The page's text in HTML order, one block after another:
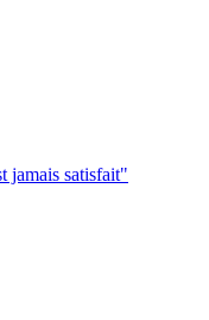
jamais satisfait"